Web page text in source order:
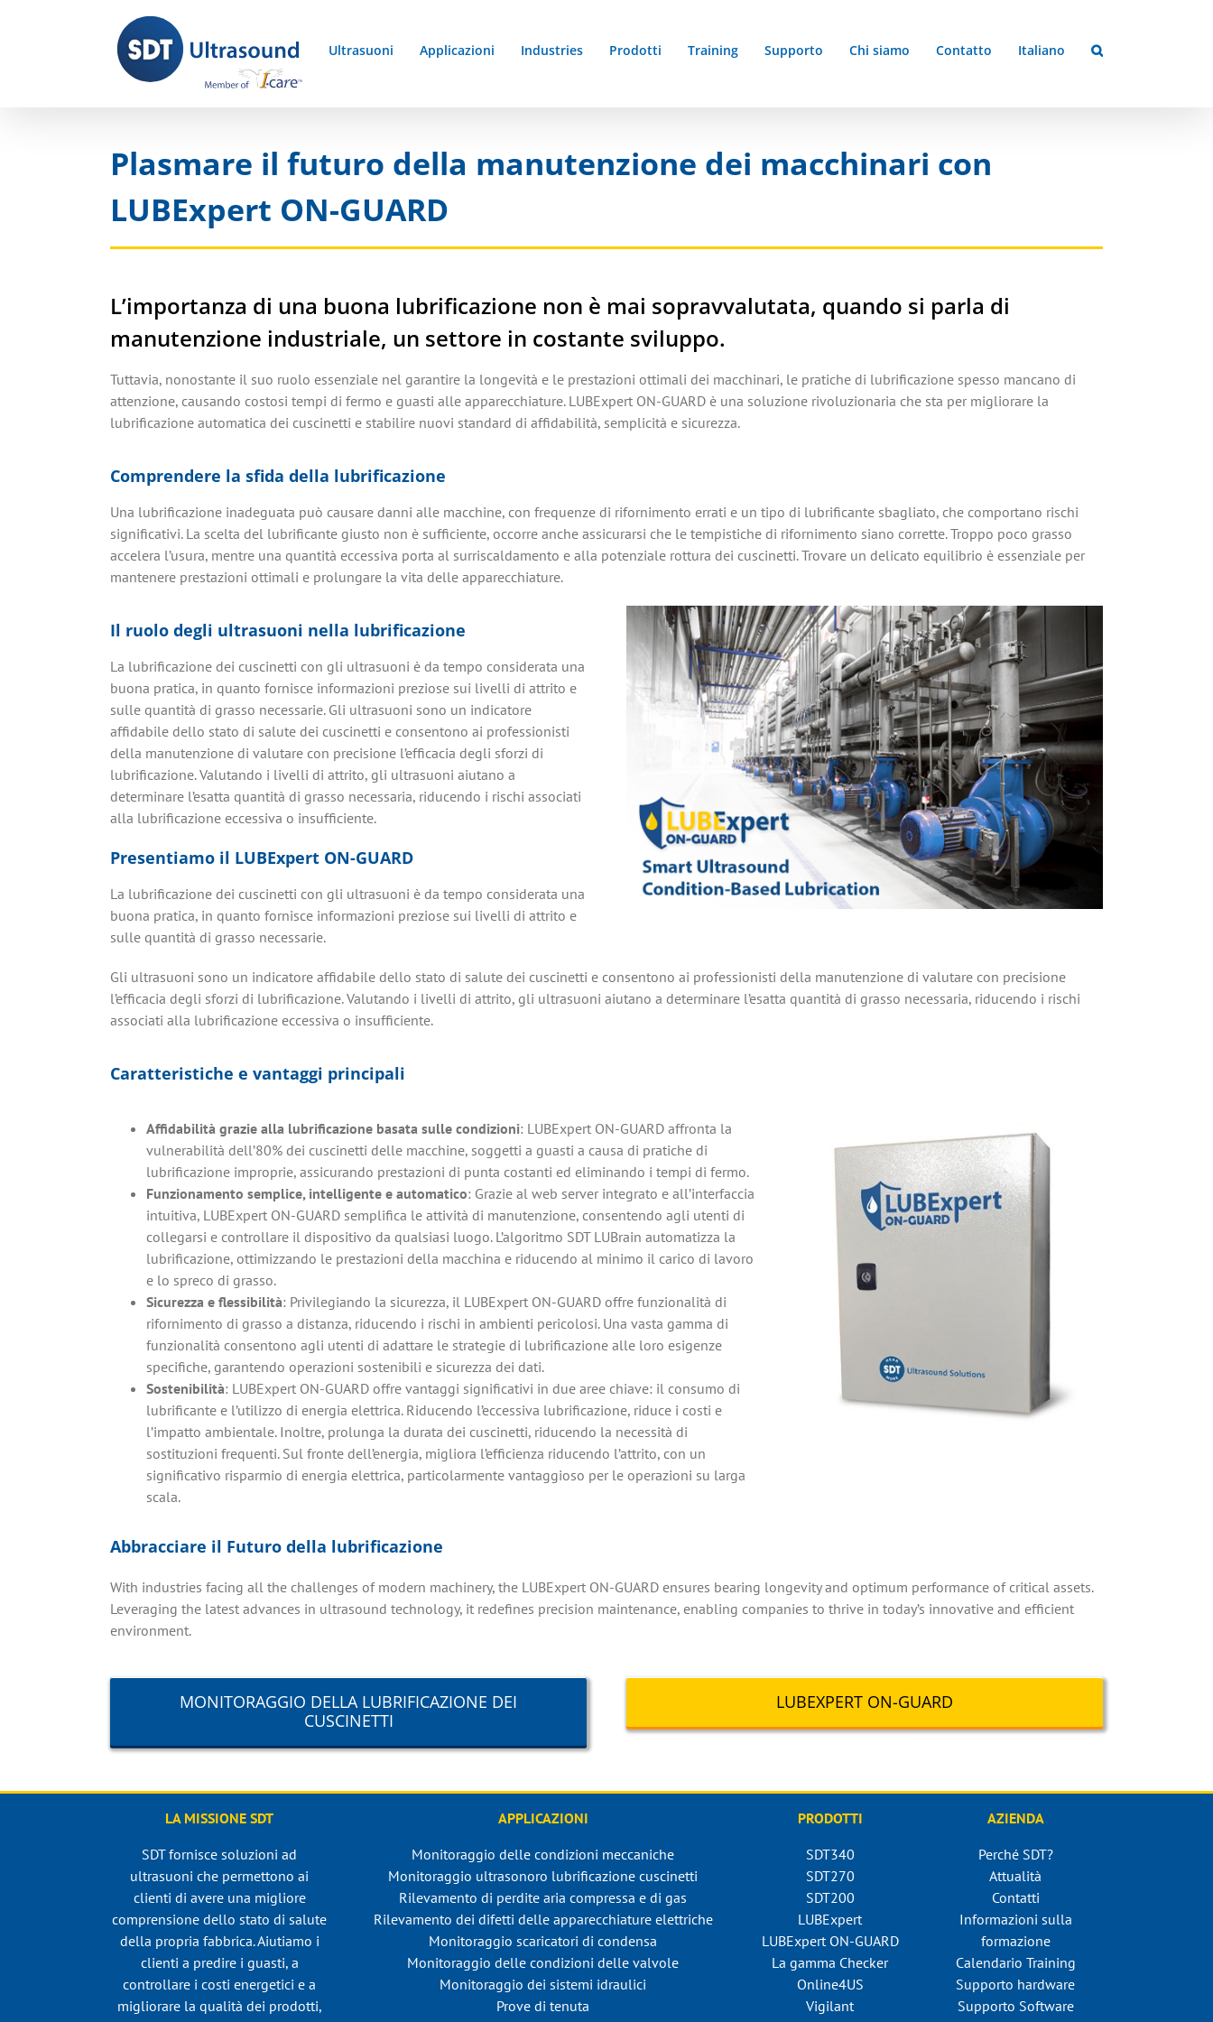
Ultrasuoni Applicazioni Industries Prodotti Training Supporto Chi siamo Contatto Italiano
Plasmare il futuro della manutenzione dei macchinari con
LUBExpert ON-GUARD
L’importanza di una buona lubrificazione non è mai sopravvalutata, quando si parla di
manutenzione industriale, un settore in costante sviluppo.
Tuttavia, nonostante il suo ruolo essenziale nel garantire la longevità e le prestazioni ottimali dei macchinari, le pratiche di lubrificazione spesso mancano di
attenzione, causando costosi tempi di fermo e guasti alle apparecchiature. LUBExpert ON-GUARD è una soluzione rivoluzionaria che sta per migliorare la
lubrificazione automatica dei cuscinetti e stabilire nuovi standard di affidabilità, semplicità e sicurezza.
Comprendere la sfida della lubrificazione
Una lubrificazione inadeguata può causare danni alle macchine, con frequenze di rifornimento errati e un tipo di lubrificante sbagliato, che comportano rischi
significativi. La scelta del lubrificante giusto non è sufficiente, occorre anche assicurarsi che le tempistiche di rifornimento siano corrette. Troppo poco grasso
accelera l’usura, mentre una quantità eccessiva porta al surriscaldamento e alla potenziale rottura dei cuscinetti. Trovare un delicato equilibrio è essenziale per
mantenere prestazioni ottimali e prolungare la vita delle apparecchiature.
Il ruolo degli ultrasuoni nella lubrificazione
La lubrificazione dei cuscinetti con gli ultrasuoni è da tempo considerata una
buona pratica, in quanto fornisce informazioni preziose sui livelli di attrito e
sulle quantità di grasso necessarie. Gli ultrasuoni sono un indicatore
affidabile dello stato di salute dei cuscinetti e consentono ai professionisti
della manutenzione di valutare con precisione l’efficacia degli sforzi di
lubrificazione. Valutando i livelli di attrito, gli ultrasuoni aiutano a
determinare l’esatta quantità di grasso necessaria, riducendo i rischi associati
alla lubrificazione eccessiva o insufficiente.
Presentiamo il LUBExpert ON-GUARD
La lubrificazione dei cuscinetti con gli ultrasuoni è da tempo considerata una
buona pratica, in quanto fornisce informazioni preziose sui livelli di attrito e
sulle quantità di grasso necessarie.
Gli ultrasuoni sono un indicatore affidabile dello stato di salute dei cuscinetti e consentono ai professionisti della manutenzione di valutare con precisione
l’efficacia degli sforzi di lubrificazione. Valutando i livelli di attrito, gli ultrasuoni aiutano a determinare l’esatta quantità di grasso necessaria, riducendo i rischi
associati alla lubrificazione eccessiva o insufficiente.
Caratteristiche e vantaggi principali
Affidabilità grazie alla lubrificazione basata sulle condizioni: LUBExpert ON-GUARD affronta la
vulnerabilità dell’80% dei cuscinetti delle macchine, soggetti a guasti a causa di pratiche di
lubrificazione improprie, assicurando prestazioni di punta costanti ed eliminando i tempi di fermo.
Funzionamento semplice, intelligente e automatico: Grazie al web server integrato e all’interfaccia
intuitiva, LUBExpert ON-GUARD semplifica le attività di manutenzione, consentendo agli utenti di
collegarsi e controllare il dispositivo da qualsiasi luogo. L’algoritmo SDT LUBrain automatizza la
lubrificazione, ottimizzando le prestazioni della macchina e riducendo al minimo il carico di lavoro
e lo spreco di grasso.
Sicurezza e flessibilità: Privilegiando la sicurezza, il LUBExpert ON-GUARD offre funzionalità di
rifornimento di grasso a distanza, riducendo i rischi in ambienti pericolosi. Una vasta gamma di
funzionalità consentono agli utenti di adattare le strategie di lubrificazione alle loro esigenze
specifiche, garantendo operazioni sostenibili e sicurezza dei dati.
Sostenibilità: LUBExpert ON-GUARD offre vantaggi significativi in due aree chiave: il consumo di
lubrificante e l’utilizzo di energia elettrica. Riducendo l’eccessiva lubrificazione, riduce i costi e
l’impatto ambientale. Inoltre, prolunga la durata dei cuscinetti, riducendo la necessità di
sostituzioni frequenti. Sul fronte dell’energia, migliora l’efficienza riducendo l’attrito, con un
significativo risparmio di energia elettrica, particolarmente vantaggioso per le operazioni su larga
scala.
Abbracciare il Futuro della lubrificazione
With industries facing all the challenges of modern machinery, the LUBExpert ON-GUARD ensures bearing longevity and optimum performance of critical assets.
Leveraging the latest advances in ultrasound technology, it redefines precision maintenance, enabling companies to thrive in today’s innovative and efficient
environment.
MONITORAGGIO DELLA LUBRIFICAZIONE DEI
CUSCINETTI
LUBEXPERT ON-GUARD
LA MISSIONE SDT
SDT fornisce soluzioni ad
ultrasuoni che permettono ai
clienti di avere una migliore
comprensione dello stato di salute
della propria fabbrica. Aiutiamo i
clienti a predire i guasti, a
controllare i costi energetici e a
migliorare la qualità dei prodotti,
APPLICAZIONI
Monitoraggio delle condizioni meccaniche
Monitoraggio ultrasonoro lubrificazione cuscinetti
Rilevamento di perdite aria compressa e di gas
Rilevamento dei difetti delle apparecchiature elettriche
Monitoraggio scaricatori di condensa
Monitoraggio delle condizioni delle valvole
Monitoraggio dei sistemi idraulici
Prove di tenuta
PRODOTTI
SDT340
SDT270
SDT200
LUBExpert
LUBExpert ON-GUARD
La gamma Checker
Online4US
Vigilant
AZIENDA
Perché SDT?
Attualità
Contatti
Informazioni sulla
formazione
Calendario Training
Supporto hardware
Supporto Software